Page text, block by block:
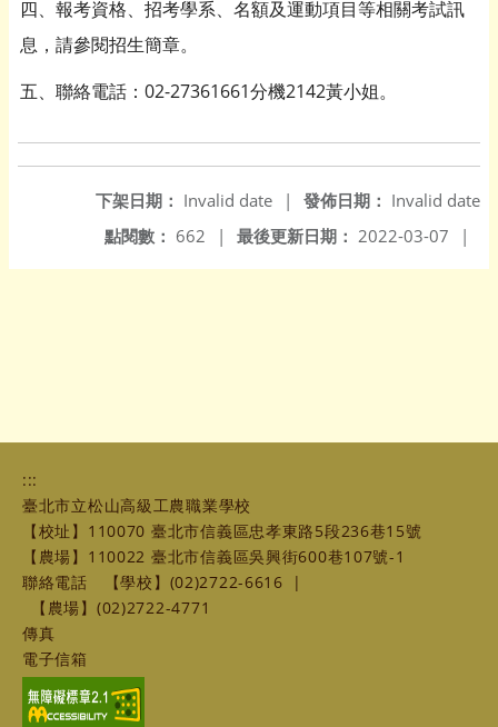
四、報考資格、招考學系、名額及運動項目等相關考試訊
息，請參閱招生簡章。
五、聯絡電話：02-27361661分機2142黃小姐。
發佈日期： Invalid date
下架日期： Invalid date
|
最後更新日期： 2022-03-07 |
點閱數： 662 |
:::
臺北市立松山高級工農職業學校
【校址】110070 臺北市信義區忠孝東路5段236巷15號
【農場】110022 臺北市信義區吳興街600巷107號-1
聯絡電話
【學校】(02)2722-6616
|
【農場】(02)2722-4771
傳真
電子信箱